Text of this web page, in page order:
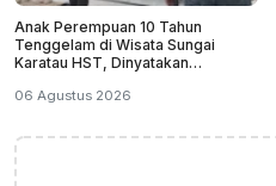
Anak Perempuan 10 Tahun
Tenggelam di Wisata Sungai
Karatau HST, Dinyatakan
06 Agustus 2026